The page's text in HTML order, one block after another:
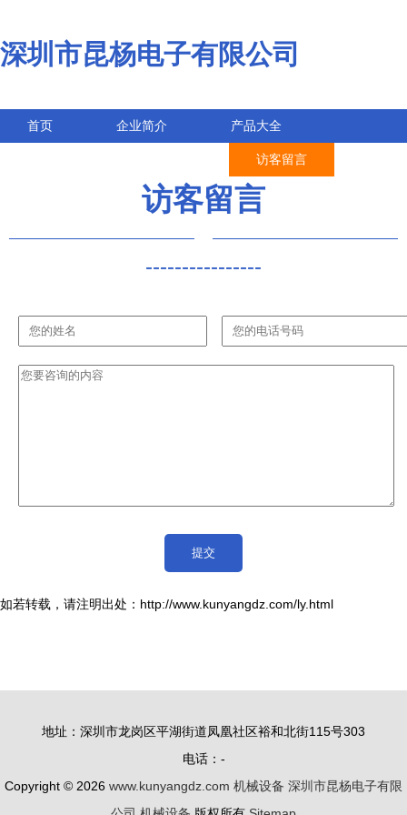
深圳市昆杨电子有限公司
首页 企业简介 产品大全
访客留言
访客留言
----------------
如若转载，请注明出处：http://www.kunyangdz.com/ly.html
地址：深圳市龙岗区平湖街道凤凰社区裕和北街115号303
电话：-
Copyright © 2026 www.kunyangdz.com 机械设备 深圳市昆杨电子有限